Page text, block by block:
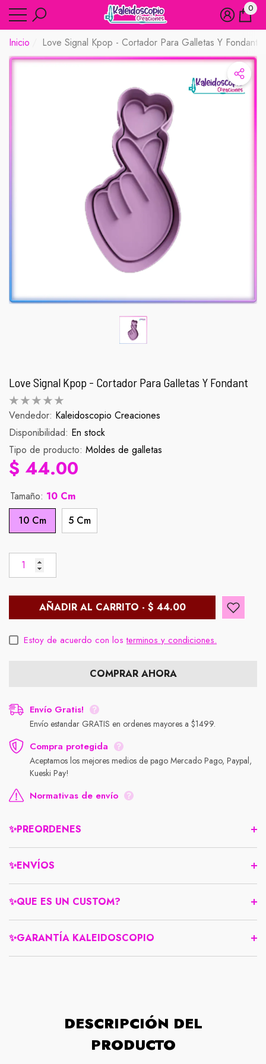
0
0
Inicio Love Signal Kpop - Cortador Para Galletas Y Fondant
Love Signal Kpop - Cortador Para Galletas Y Fondant
Vendedor: Kaleidoscopio Creaciones
Disponibilidad: En stock
Tipo de producto: Moldes de galletas
$ 44.00
Tamaño: 10 Cm
10 Cm
5 Cm
AÑADIR AL CARRITO - $ 44.00
Estoy de acuerdo con losterminos y condiciones.
COMPRAR AHORA
Envío Gratis!
Envío estandar GRATIS en ordenes mayores a $1499.
Compra protegida
Aceptamos los mejores medios de pago Mercado Pago, Paypal,
Kueski Pay!
Normativas de envío
✨PREORDENES
✨ENVÍOS
✨QUE ES UN CUSTOM?
✨GARANTÍA KALEIDOSCOPIO
DESCRIPCIÓN DEL
PRODUCTO
Palomera Scorpion
Precio habitual
$ 990.00